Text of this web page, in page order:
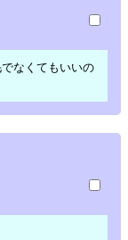
なくてもいいの